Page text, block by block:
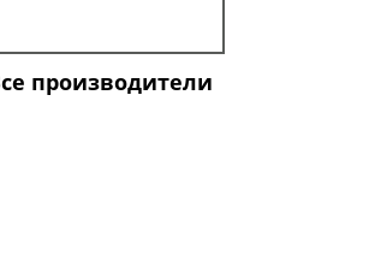
производители